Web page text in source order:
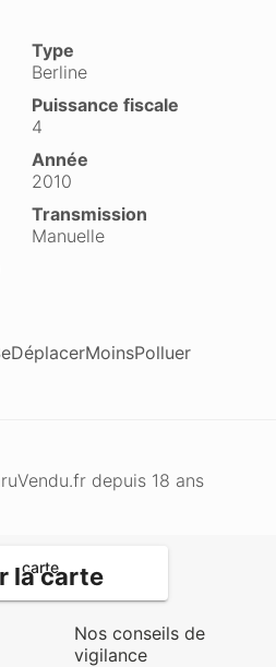
Type
Berline
Puissance fiscale
4
Année
2010
Transmission
Manuelle
depuis 18 ans
la carte
Nos conseils de
vigilance